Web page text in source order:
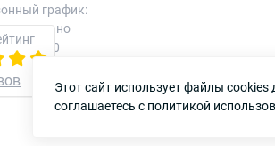
график:
12:00
8:00-12:00
Этот сайт использует файлы
соглашаетесь с политикой